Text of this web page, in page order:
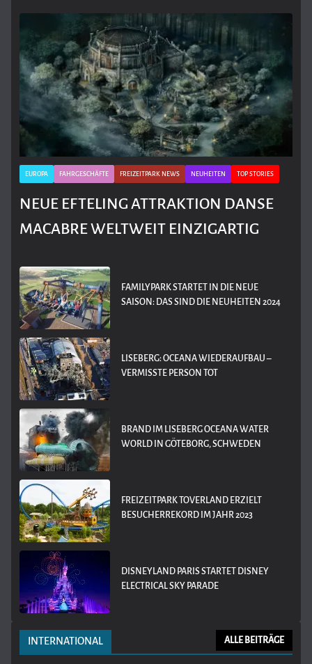
EUROPA FAHRGESCHÄFTE FREIZEITPARK NEWS NEUHEITEN TOP STORIES
NEUE EFTELING ATTRAKTION DANSE
MACABRE WELTWEIT EINZIGARTIG
FAMILYPARK STARTET IN DIE NEUE
SAISON: DAS SIND DIE NEUHEITEN 2024
LISEBERG: OCEANA WIEDERAUFBAU –
VERMISSTE PERSON TOT
BRAND IM LISEBERG OCEANA WATER
WORLD IN GÖTEBORG, SCHWEDEN
FREIZEITPARK TOVERLAND ERZIELT
BESUCHERREKORD IM JAHR 2023
DISNEYLAND PARIS STARTET DISNEY
ELECTRICAL SKY PARADE
INTERNATIONAL ALLE BEITRÄGE